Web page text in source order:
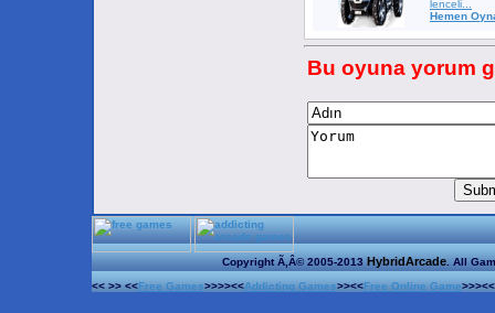
lenceli...
Hemen
Bu oyuna yorum
Copyright Ã‚Â© 2005-2013 HybridArcade . All
<< >> <<Free Games>>>><<Addicting Games>><<Free Online Game